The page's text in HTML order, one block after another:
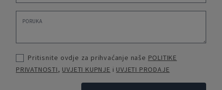
Pritisnite ovdje za prihvaćanje naše POLITIKE
PRIVATNOSTI, UVJETI KUPNJE i UVJETI PRODAJE